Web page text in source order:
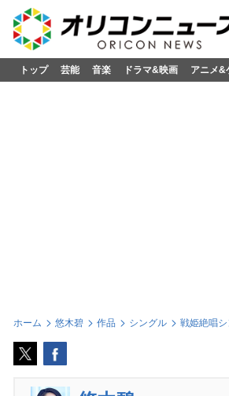
トップ 芸能 音楽 ドラマ&映画 アニメ&
ホーム 悠木碧 作品 シングル 戦姫絶唱